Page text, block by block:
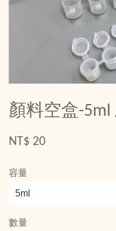
顏料空盒-5ml
NT$ 20
容量
數量